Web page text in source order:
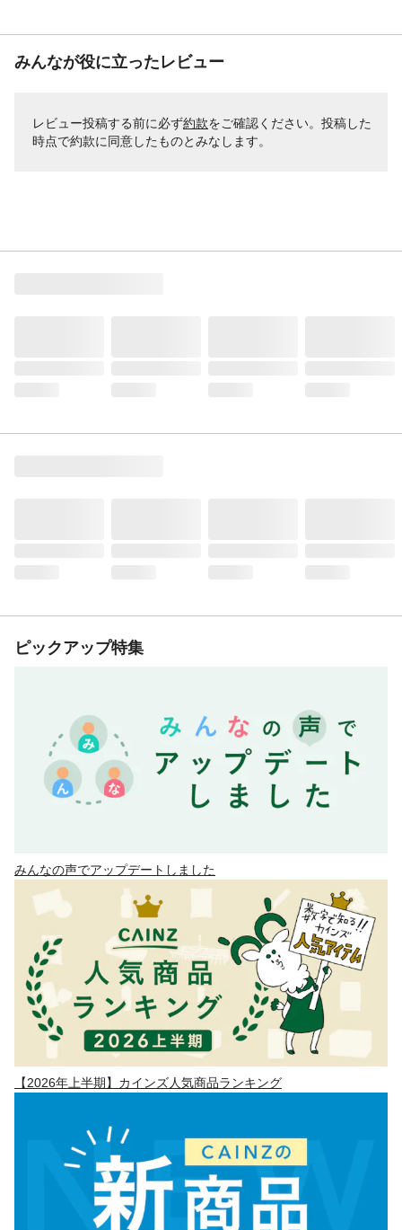
みんなが役に立ったレビュー
レビュー投稿する前に必ず約款をご確認ください。投稿した
時点で約款に同意したものとみなします。
ピックアップ特集
みんなの声でアップデートしました
【2026年上半期】カインズ人気商品ランキング